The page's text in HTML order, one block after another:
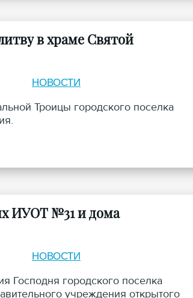
в храме Святой
НОВОСТИ
Троицы городского поселка
ИУОТ №31 и дома
НОВОСТИ
Господня городского поселка
учреждения открытого